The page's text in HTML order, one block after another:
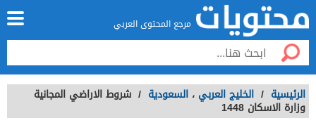
مرجع المحتوى العربي
الرئيسية / الخليج العربي ، السعودية / شروط الاراضي المجانية
وزارة الاسكان 1448